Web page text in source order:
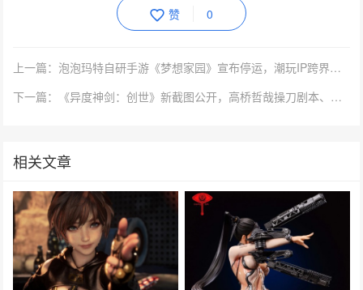
赞 0
上一篇：泡泡玛特自研手游《梦想家园》宣布停运，潮玩IP跨界游戏阶段性失利
下一篇：《异度神剑：创世》新截图公开，高桥哲哉操刀剧本、光田康典配乐、2027年发售
相关文章